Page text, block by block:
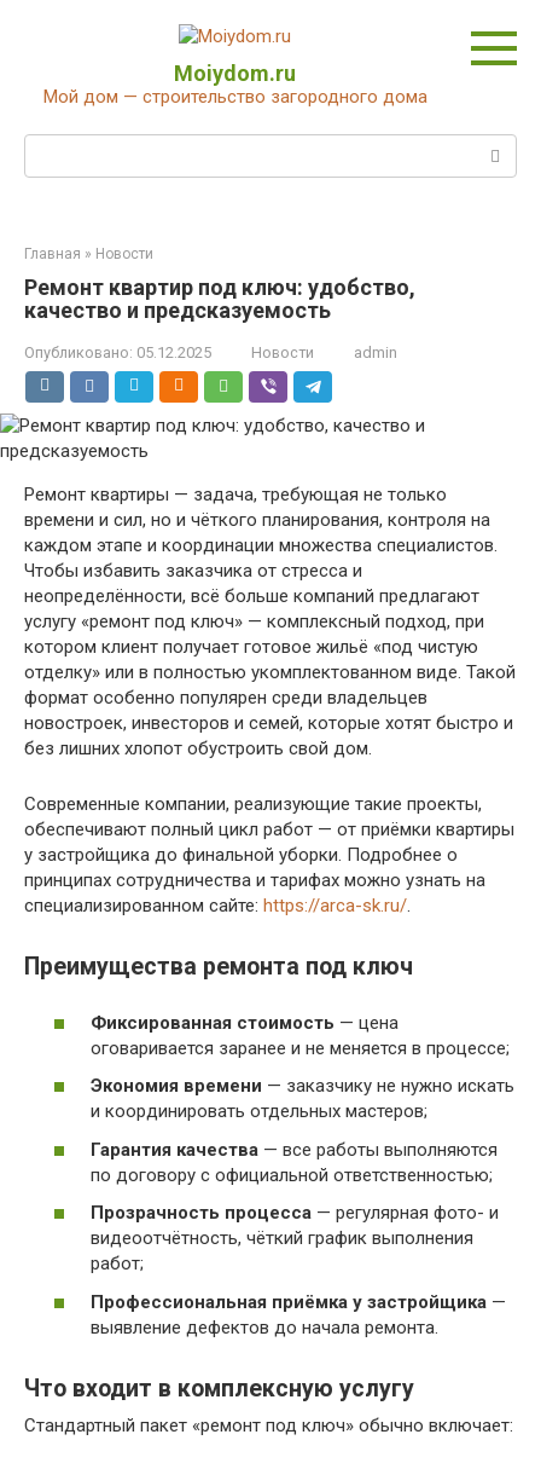
Moiydom.ru
Мой дом — строительство загородного дома
Главная » Новости
Ремонт квартир под ключ: удобство,
качество и предсказуемость
Опубликовано: 05.12.2025 Новости admin
Ремонт квартиры — задача, требующая не только
времени и сил, но и чёткого планирования, контроля на
каждом этапе и координации множества специалистов.
Чтобы избавить заказчика от стресса и
неопределённости, всё больше компаний предлагают
услугу «ремонт под ключ» — комплексный подход, при
котором клиент получает готовое жильё «под чистую
отделку» или в полностью укомплектованном виде. Такой
формат особенно популярен среди владельцев
новостроек, инвесторов и семей, которые хотят быстро и
без лишних хлопот обустроить свой дом.
Современные компании, реализующие такие проекты,
обеспечивают полный цикл работ — от приёмки квартиры
у застройщика до финальной уборки. Подробнее о
принципах сотрудничества и тарифах можно узнать на
специализированном сайте: https://arca-sk.ru/.
Преимущества ремонта под ключ
Фиксированная стоимость — цена
оговаривается заранее и не меняется в процессе;
Экономия времени — заказчику не нужно искать
и координировать отдельных мастеров;
Гарантия качества — все работы выполняются
по договору с официальной ответственностью;
Прозрачность процесса — регулярная фото- и
видеоотчётность, чёткий график выполнения
работ;
Профессиональная приёмка у застройщика —
выявление дефектов до начала ремонта.
Что входит в комплексную услугу
Стандартный пакет «ремонт под ключ» обычно включает: